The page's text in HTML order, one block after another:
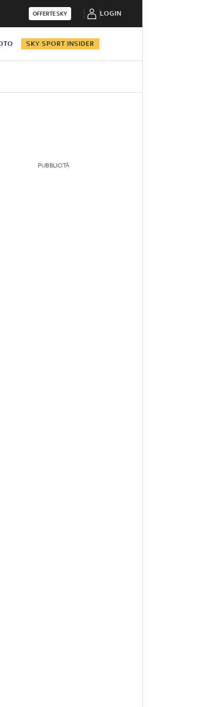
OFFERTE SKY LOGIN
SKY SPORT INSIDER
PUBBLICITÀ